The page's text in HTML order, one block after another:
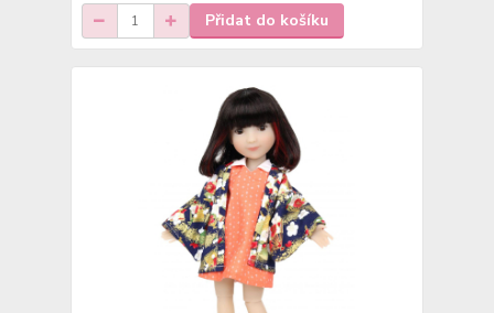
Přidat do košíku